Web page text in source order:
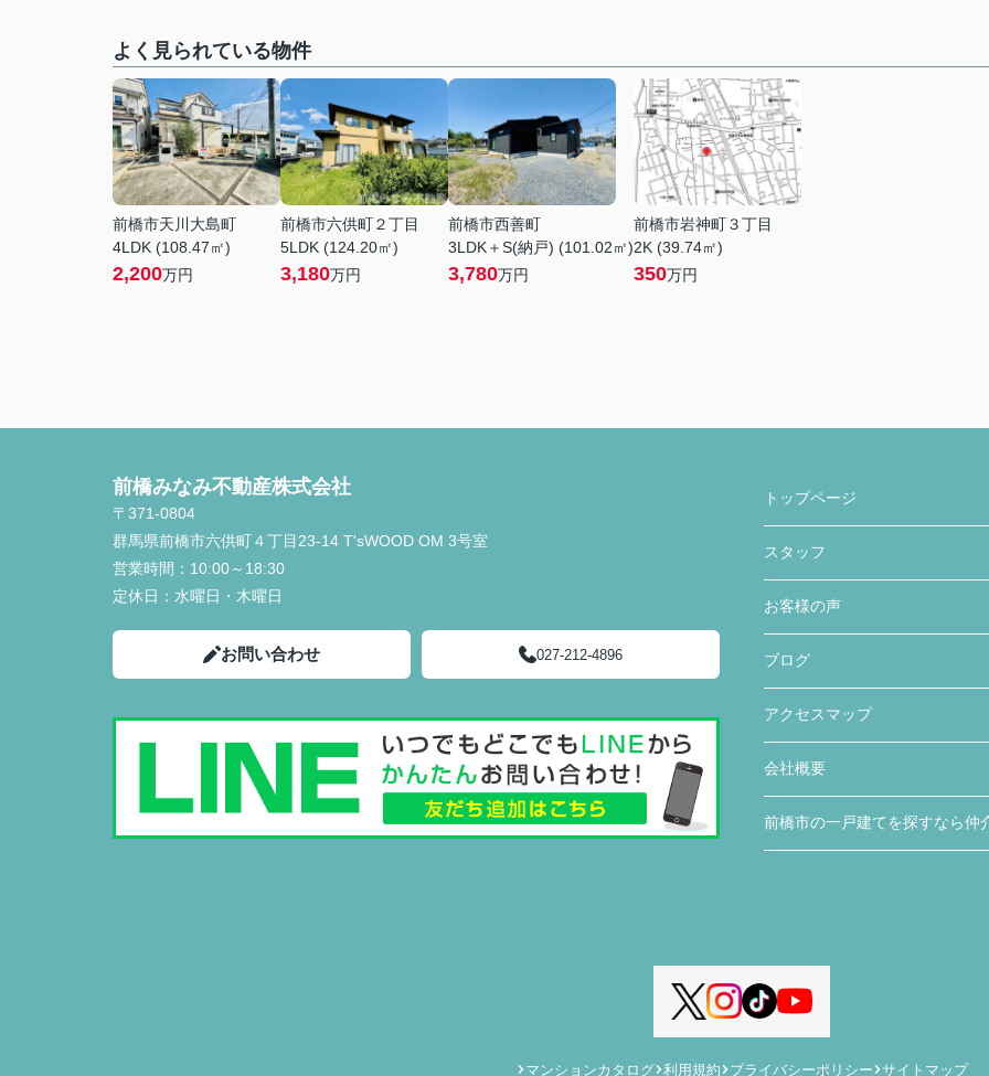
よく見られている物件
前橋市天川大島町
4LDK (108.47㎡)
2,200万円
前橋市六供町２丁目
5LDK (124.20㎡)
3,180万円
前橋市西善町
3LDK＋S(納戸) (101.02㎡)
3,780万円
前橋市岩神町３丁目
2K (39.74㎡)
350万円
前橋みなみ不動産株式会社
〒371-0804
群馬県前橋市六供町４丁目23‐14 T'sWOOD OM 3号室
営業時間： 10:00～18:30
定休日： 水曜日・木曜日
お問い合わせ 027-212-4896
トップページ
スタッフ
お客様の声
ブログ
アクセスマップ
会社概要
前橋市の一戸建てを探すなら仲
マンションカタログ 利用規約 プライバシーポリシー サイトマップ